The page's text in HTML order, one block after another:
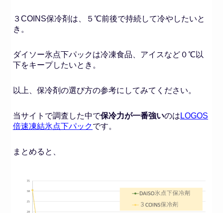
３COINS保冷剤は、５℃前後で持続して冷やしたいと
き。
ダイソー氷点下パックは冷凍食品、アイスなど０℃以
下をキープしたいとき。
以上、保冷剤の選び方の参考にしてみてください。
当サイトで調査した中で保冷力が一番強いのはLOGOS
倍速凍結氷点下パックです。
まとめると、